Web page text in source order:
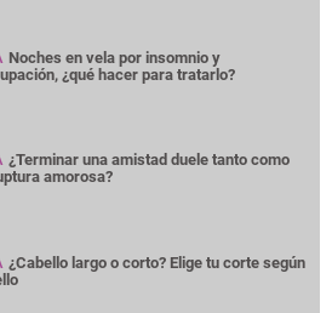
Noches en vela por insomnio y
¿qué hacer para tratarlo?
¿Terminar una amistad duele tanto como
amorosa?
¿Cabello largo o corto? Elige tu corte según